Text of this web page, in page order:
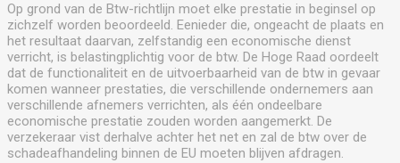
Op grond van de Btw-richtlijn moet elke prestatie in beginsel op
zichzelf worden beoordeeld. Eenieder die, ongeacht de plaats en
het resultaat daarvan, zelfstandig een economische dienst
verricht, is belastingplichtig voor de btw. De Hoge Raad oordeelt
dat de functionaliteit en de uitvoerbaarheid van de btw in gevaar
komen wanneer prestaties, die verschillende ondernemers aan
verschillende afnemers verrichten, als één ondeelbare
economische prestatie zouden worden aangemerkt. De
verzekeraar vist derhalve achter het net en zal de btw over de
schadeafhandeling binnen de EU moeten blijven afdragen.